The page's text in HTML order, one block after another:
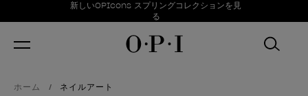
お得情報新しいOPIcons スプリングコレクションを見
る
Item 1 of 1
ホーム ネイルアート